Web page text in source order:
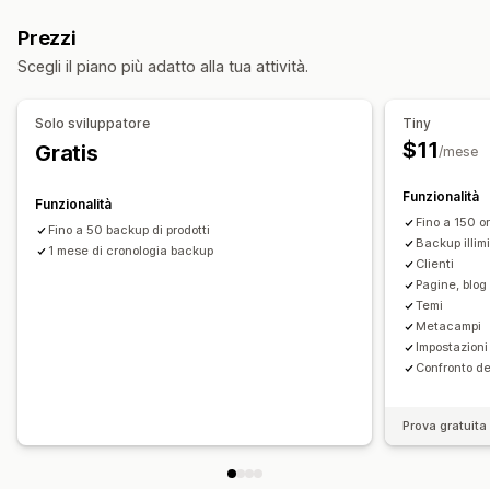
Migrazione dei dati
Importazione programmata
Crittografia
Aggiornamenti in blocco
Metafield
Ordini
Prodotti
Prezzi
Scegli il piano più adatto alla tua attività.
Solo sviluppatore
Gratis
Funzionalità
Fino a 50 backup di prodotti
1 mese di cronologia backup
Tiny
$11/mese
Funzionalità
Fino a 150
Backup
Clienti
Pagine,
Temi
Metacampi
Confronto
Prova